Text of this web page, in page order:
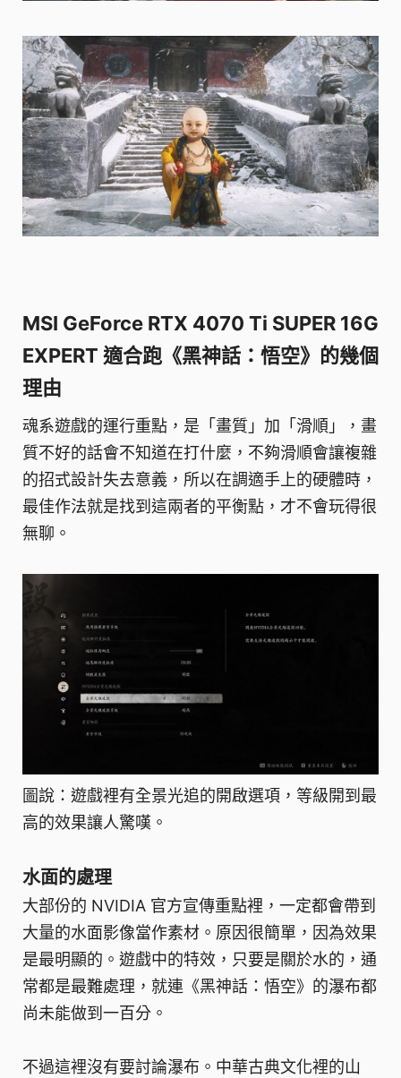
MSI GeForce RTX 4070 Ti SUPER 16G
EXPERT 適合跑《黑神話：悟空》的幾個
理由
魂系遊戲的運行重點，是「畫質」加「滑順」，畫
質不好的話會不知道在打什麼，不夠滑順會讓複雜
的招式設計失去意義，所以在調適手上的硬體時，
最佳作法就是找到這兩者的平衡點，才不會玩得很
無聊。
圖說：遊戲裡有全景光追的開啟選項，等級開到最
高的效果讓人驚嘆。
水面的處理
大部份的 NVIDIA 官方宣傳重點裡，一定都會帶到
大量的水面影像當作素材。原因很簡單，因為效果
是最明顯的。遊戲中的特效，只要是關於水的，通
常都是最難處理，就連《黑神話：悟空》的瀑布都
尚未能做到一百分。
不過這裡沒有要討論瀑布。中華古典文化裡的山